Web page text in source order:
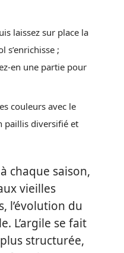
laissez sur place la
s’enrichisse ;
en une partie pour
couleurs avec le
paillis diversifié et
chaque saison,
vieilles
l’évolution du
L’argile se fait
structurée,